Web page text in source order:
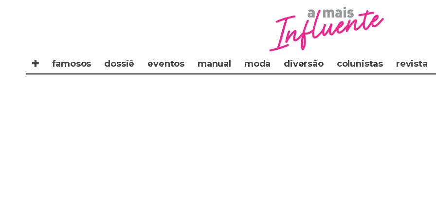
✚ famosos dossiê eventos manual moda diversão colunistas revista